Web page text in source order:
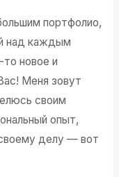
портфолио,
над каждым
новое и
Меня зовут
своим
опыт,
делу — вот